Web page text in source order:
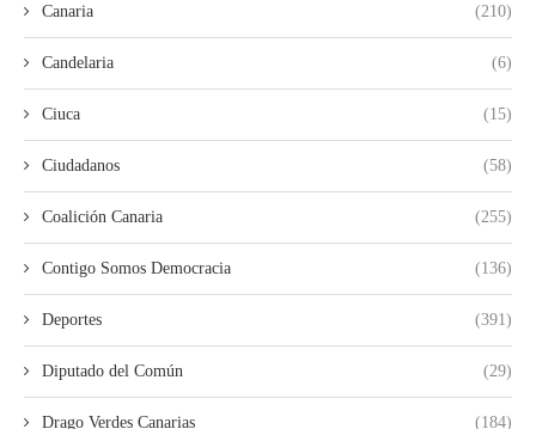
Canaria (210)
Candelaria (6)
Ciuca (15)
Ciudadanos (58)
Coalición Canaria (255)
Contigo Somos Democracia (136)
Deportes (391)
Diputado del Común (29)
Drago Verdes Canarias (184)